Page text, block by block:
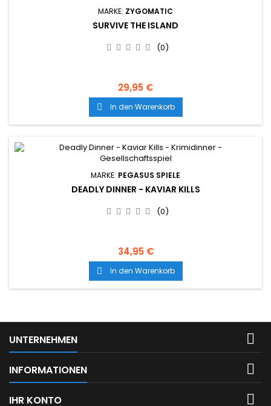
MARKE: ZYGOMATIC
SURVIVE THE ISLAND
(0)
29,95 €
 In den Warenkorb
MARKE: PEGASUS SPIELE
DEADLY DINNER - KAVIAR KILLS
(0)
34,95 €
 In den Warenkorb
UNTERNEHMEN 
INFORMATIONEN 
IHR KONTO 